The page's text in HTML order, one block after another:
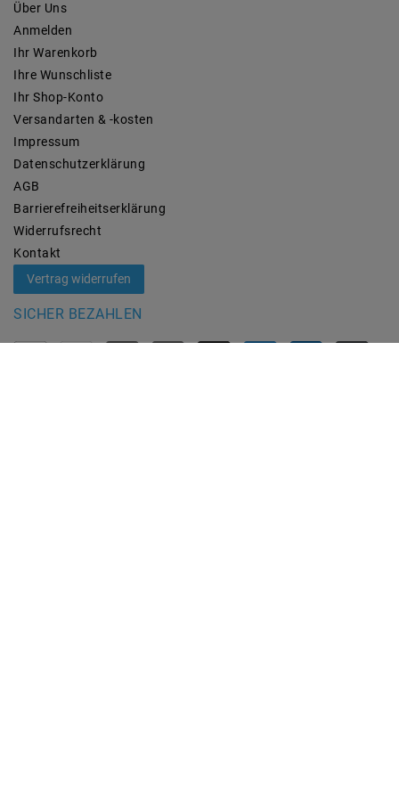
Über Uns
Anmelden
Ihr Warenkorb
Ihre Wunschliste
Ihr Shop-Konto
Versandarten & -kosten
Impressum
Daten­schutz­erklärung
AGB
Barrierefreiheitserklärung
Widerrufs­recht
Kontakt
Vertrag widerrufen
SICHER BEZAHLEN